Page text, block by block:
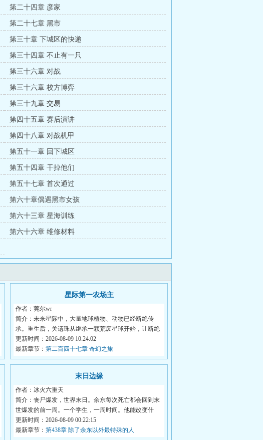
第二十四章 彦家
第二十七章 黑市
第三十章 下城区的快递
第三十四章 不止有一只
第三十六章 对战
第三十六章 校方博弈
第三十九章 交易
第四十五章 赛后演讲
第四十八章 对战机甲
第五十一章 回下城区
第五十四章 干掉他们
第五十七章 首次通过
第六十章偶遇黑市女孩
第六十三章 星海训练
第六十六章 维修材料
星际第一农场主
作者：莞尔wr
简介：未来星际中，大量地球植物、动物已经断绝传
承。重生后，关遗珠从继承一颗荒废星球开始，让断绝
的地...
更新时间：2026-08-09 10:24:02
最新章节： 第二百四十七章 奇幻之旅
末日边缘
作者：冰火六重天
简介：丧尸爆发，世界末日。余东每次死亡都会回到末
世爆发的前一周。一个学生，一周时间。他能改变什
么？...
更新时间：2026-08-09 00:22:15
最新章节： 第438章 除了余东以外最特殊的人